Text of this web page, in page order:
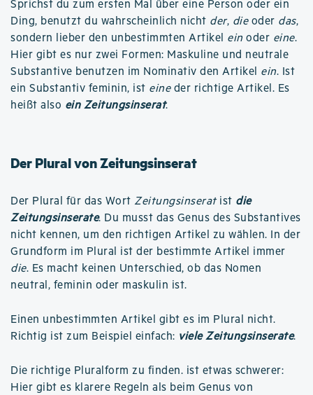
Sprichst du zum ersten Mal über eine Person oder ein
Ding, benutzt du wahrscheinlich nicht der, dieoder das,
sondern lieber den unbestimmten Artikel ein oder eine.
Hier gibt es nur zwei Formen: Maskuline und neutrale
Substantive benutzen im Nominativ den Artikel ein. Ist
ein Substantiv feminin, ist eineder richtige Artikel. Es
heißt also ein Zeitungsinserat.
Der Plural von Zeitungsinserat
Der Plural für das Wort Zeitungsinseratist die
Zeitungsinserate. Du musst das Genus des Substantives
nicht kennen, um den richtigen Artikel zu wählen. In der
Grundform im Plural ist der bestimmte Artikel immer
die. Es macht keinen Unterschied, ob das Nomen
neutral, feminin oder maskulin ist.
Einen unbestimmten Artikel gibt es im Plural nicht.
Richtig ist zum Beispiel einfach: viele Zeitungsinserate.
Die richtige Pluralform zu finden. ist etwas schwerer:
Hier gibt es klarere Regeln als beim Genus von